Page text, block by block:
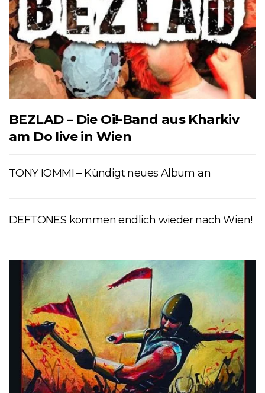
BEZLAD – Die Oi!-Band aus Kharkiv
am Do live in Wien
TONY IOMMI – Kündigt neues Album an
DEFTONES kommen endlich wieder nach Wien!